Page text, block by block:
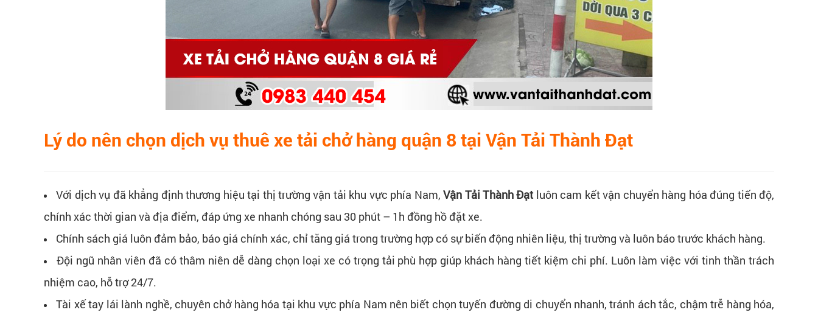
Lý do nên chọn dịch vụ thuê xe tải chở hàng quận 8 tại Vận Tải Thành Đạt
Với dịch vụ đã khẳng định thương hiệu tại thị trường vận tải khu vực phía Nam,Vận Tải Thành Đạt luôn cam kết vận chuyển hàng hóa đúng tiến độ,
chính xác thời gian và địa điểm, đáp ứng xe nhanh chóng sau 30 phút – 1h đồng hồ đặt xe.
Chính sách giá luôn đảm bảo, báo giá chính xác, chỉ tăng giá trong trường hợp có sự biến động nhiên liệu, thị trường và luôn báo trước khách hàng.
Đội ngũ nhân viên đã có thâm niên dễ dàng chọn loại xe có trọng tải phù hợp giúp khách hàng tiết kiệm chi phí. Luôn làm việc với tinh thần trách
nhiệm cao, hỗ trợ 24/7.
Tài xế tay lái lành nghề, chuyên chở hàng hóa tại khu vực phía Nam nên biết chọn tuyến đường di chuyển nhanh, tránh ách tắc, chậm trễ hàng hóa,